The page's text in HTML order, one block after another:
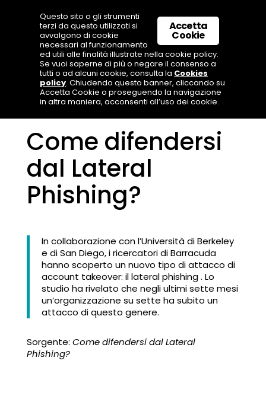
Come difendersi
dal Lateral
Phishing?
In collaborazione con l’Università di Berkeley
e di San Diego, i ricercatori di Barracuda
hanno scoperto un nuovo tipo di attacco di
account takeover: il lateral phishing . Lo
studio ha rivelato che negli ultimi sette mesi
un’organizzazione su sette ha subito un
attacco di questo genere.
Sorgente: Come difendersi dal Lateral
Phishing?
Accetta
Cookie
Questo sito o gli strumenti
terzi da questo utilizzati si
avvalgono di cookie
necessari al funzionamento
ed utili alle finalità illustrate nella cookie policy.
Se vuoi saperne di più o negare il consenso a
tutti o ad alcuni cookie, consulta la Cookies
policy. Chiudendo questo banner, cliccando su
Accetta Cookie o proseguendo la navigazione
in altra maniera, acconsenti all’uso dei cookie.